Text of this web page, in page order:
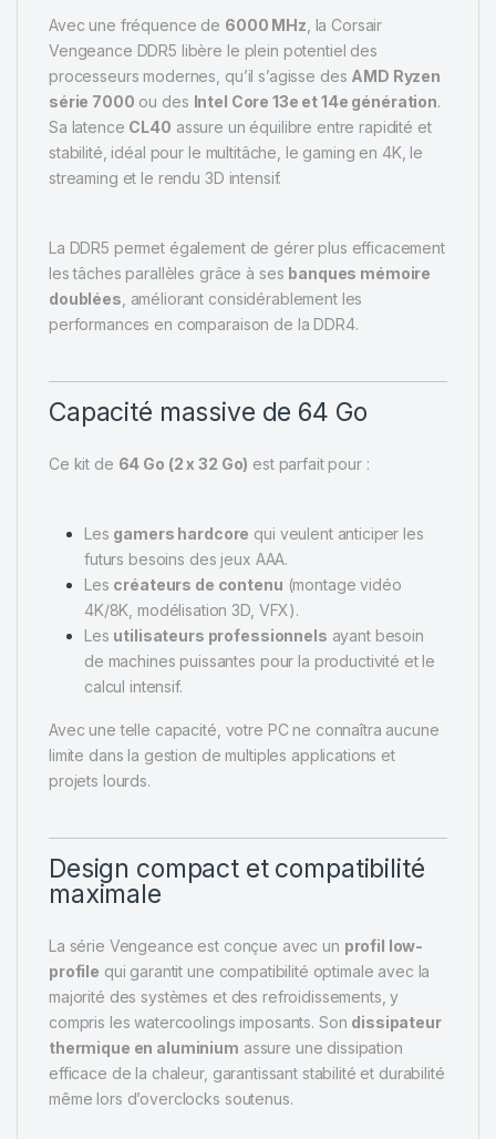
Avec une fréquence de 6000 MHz , la Corsair
Vengeance DDR5 libère le plein potentiel des
processeurs modernes, qu’il s’agisse des AMD Ryzen
série 7000 ou des Intel Core 13e et 14e génération.
Sa latence CL40 assure un équilibre entre rapidité et
stabilité, idéal pour le multitâche, le gaming en 4K, le
streaming et le rendu 3D intensif.
La DDR5 permet également de gérer plus efficacement
les tâches parallèles grâce à ses banques mémoire
doublées , améliorant considérablement les
performances en comparaison de la DDR4.
Capacité massive de 64 Go
Ce kit de 64 Go (2 x 32 Go) est parfait pour :
Les gamers hardcore qui veulent anticiper les
futurs besoins des jeux AAA.
Les créateurs de contenu (montage vidéo
4K/8K, modélisation 3D, VFX).
Les utilisateurs professionnels ayant besoin
de machines puissantes pour la productivité et le
calcul intensif.
Avec une telle capacité, votre PC ne connaîtra aucune
limite dans la gestion de multiples applications et
projets lourds.
Design compact et compatibilité
maximale
La série Vengeance est conçue avec un profil low-
profile qui garantit une compatibilité optimale avec la
majorité des systèmes et des refroidissements, y
compris les watercoolings imposants. Son dissipateur
thermique en aluminium assure une dissipation
efficace de la chaleur, garantissant stabilité et durabilité
même lors d’overclocks soutenus.